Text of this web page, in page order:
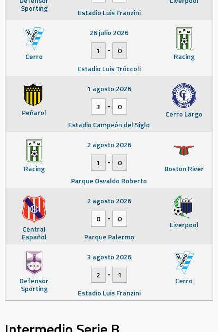
Sporting
Estadio Luis Franzini
Cerro Racing
26 julio 2026
1
-
0
Estadio Luis Tróccoli
Peñarol Cerro Largo
1 agosto 2026
3
-
0
Estadio Campeón del Siglo
Racing Boston River
2 agosto 2026
1
-
0
Parque Osvaldo Roberto
Central
Español
Liverpool
2 agosto 2026
0
-
0
Parque Palermo
Defensor
Sporting
Cerro
3 agosto 2026
2
-
1
Estadio Luis Franzini